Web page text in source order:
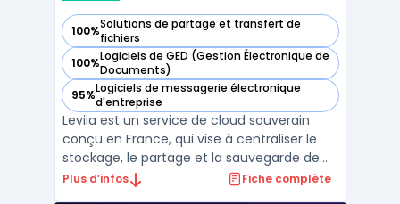
100%Solutions de partage et transfert de
fichiers
— voir Leviia dans cette catégorie
100%Logiciels de GED (Gestion Électronique de
Documents)
— voir Leviia dans cette catégorie
95%Logiciels de messagerie électronique
d'entreprise
— voir Leviia dans cette catégorie
Leviia est un service de cloud souverain
conçu en France, qui vise à centraliser le
stockage, le partage et la sauvegarde de
données pour des usages professionnels.
Plus d’infos Fiche complète